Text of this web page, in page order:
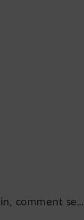
comment se...